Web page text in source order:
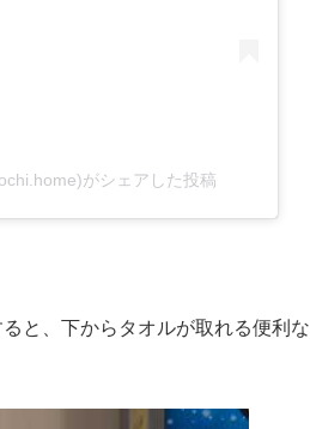
がシェアした投稿
と、下からタオルが取れる便利な